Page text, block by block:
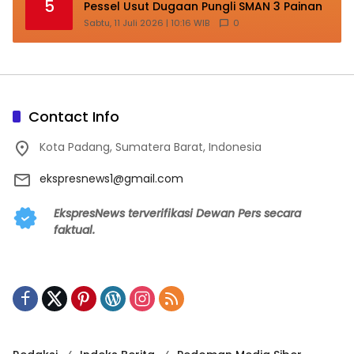
5
Pessel Usut Dugaan Pungli SMAN 3 Painan
Sabtu, 11 Juli 2026 | 10:16 WIB 0
Contact Info
Kota Padang, Sumatera Barat, Indonesia
ekspresnews1@gmail.com
EkspresNews terverifikasi Dewan Pers secara
faktual.